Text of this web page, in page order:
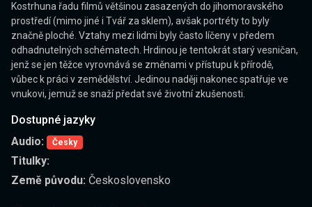
Kostrhuna řadu filmů většinou zasazených do jihomoravského
prostředí (mimo jiné i Tvář za sklem), avšak portréty to byly
značně ploché. Vztahy mezi lidmi byly často líčeny v předem
odhadnutelných schématech. Hrdinou je tentokrát starý vesničan,
jenž se jen těžce vyrovnává se změnami v přístupu k přírodě,
vůbec k práci v zemědělství. Jedinou naději nakonec spatřuje ve
vnukovi, jemuž se snaží předat své životní zkušenosti.
Dostupné jazyky
Audio:
Česky
Titulky:
Země původu: Československo